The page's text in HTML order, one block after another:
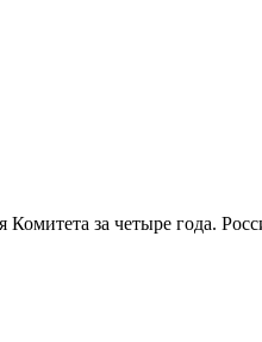
за четыре года.